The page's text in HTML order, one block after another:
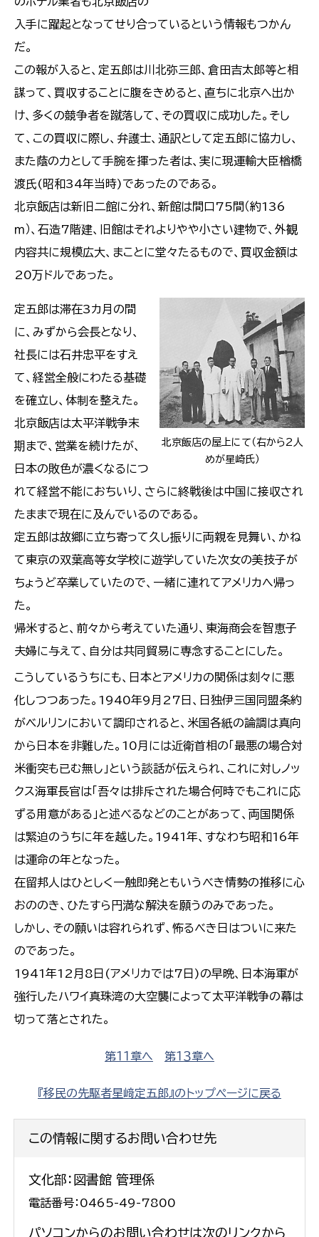
入手に躍起となってせり合っているという情報もつかん
だ。
この報が入ると、定五郎は川北弥三郎、倉田吉太郎等と相
謀って、買収することに腹をきめると、直ちに北京へ出か
け、多くの競争者を蹴落して、その買収に成功した。そし
て、この買収に際し、弁護士、通訳として定五郎に協力し、
また蔭の力として手腕を揮った者は、実に現運輸大臣楢橋
渡氏(昭和34年当時)であったのである。
北京飯店は新旧二館に分れ、新館は間口75間（約136
ｍ）、石造7階建、旧館はそれよりやや小さい建物で、外観
内容共に規模広大、まことに堂々たるもので、買収金額は
20万ドルであった。
北京飯店の屋上にて（右から2人
めが星崎氏）
定五郎は滞在3カ月の間
に、みずから会長となり、
社長には石井忠平をすえ
て、経営全般にわたる基礎
を確立し、体制を整えた。
北京飯店は太平洋戦争末
期まで、営業を続けたが、
日本の敗色が濃くなるにつ
れて経営不能におちいり、さらに終戦後は中国に接収され
たままで現在に及んでいるのである。
定五郎は故郷に立ち寄って久し振りに両親を見舞い、かね
て東京の双葉高等女学校に遊学していた次女の美技子が
ちょうど卒業していたので、一緒に連れてアメリカへ帰っ
た。
帰米すると、前々から考えていた通り、東海商会を智恵子
夫婦に与えて、自分は共同貿易に専念することにした。
こうしているうちにも、日本とアメリカの関係は刻々に悪
化しつつあった。1940年9月27日、日独伊三国同盟条約
がベルリンにおいて調印されると、米国各紙の論調は真向
から日本を非難した。10月には近衛首相の「最悪の場合対
米衝突も已む無し」という談話が伝えられ、これに対しノッ
クス海軍長官は「吾々は排斥された場合何時でもこれに応
ずる用意がある」と述べるなどのことがあって、両国関係
は緊迫のうちに年を越した。1941年、すなわち昭和16年
は運命の年となった。
在留邦人はひとしく一触即発ともいうべき情勢の推移に心
おののき、ひたすら円満な解決を願うのみであった。
しかし、その願いは容れられず、怖るべき日はついに来た
のであった。
1941年12月8日(アメリカでは7日)の早晩、日本海軍が
強行したハワイ真珠湾の大空襲によって太平洋戦争の幕は
切って落とされた。
第１１章へ 第１３章へ
『移民の先駆者星﨑定五郎』のトップページに戻る
この情報に関するお問い合わせ先
文化部：図書館 管理係
電話番号：0465-49-7800
パソコンからのお問い合わせは次のリンクから